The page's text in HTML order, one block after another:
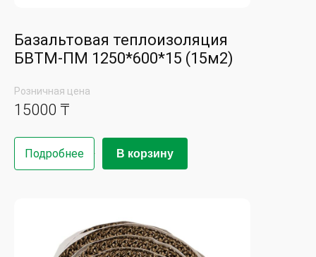
Базальтовая теплоизоляция
БВТМ-ПМ 1250*600*15 (15м2)
Розничная цена
15000 ₸
Подробнее В корзину